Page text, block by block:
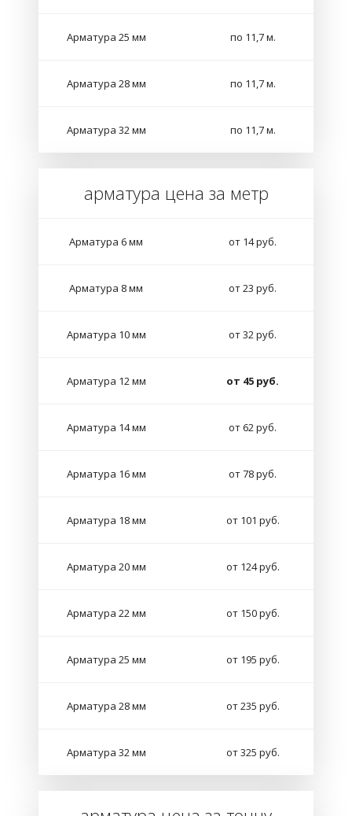
Арматура 25 мм по 11,7 м.
Арматура 28 мм по 11,7 м.
Арматура 32 мм по 11,7 м.
арматура цена за метр
Арматура 6 мм от 14 руб.
Арматура 8 мм от 23 руб.
Арматура 10 мм от 32 руб.
Арматура 12 мм от 45 руб.
Арматура 14 мм от 62 руб.
Арматура 16 мм от 78 руб.
Арматура 18 мм от 101 руб.
Арматура 20 мм от 124 руб.
Арматура 22 мм от 150 руб.
Арматура 25 мм от 195 руб.
Арматура 28 мм от 235 руб.
Арматура 32 мм от 325 руб.